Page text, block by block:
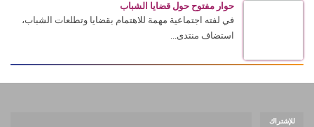
حوار مفتوح حول قضايا الشباب
في لفته اجتماعية مهمة للاهتمام بقضايا وتطلعات الشباب،
استضاف منتدى...
للإشتراك